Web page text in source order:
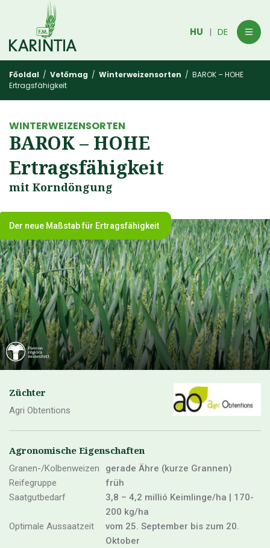
HU | DE
Főoldal / Vetőmag / Winterweizensorten / BAROK – HOHE
Ertragsfähigkeit
WINTERWEIZENSORTEN
BAROK – HOHE
Ertragsfähigkeit
mit Korndöngung
Der neue Maßstab für Ertragsfähigkeit
Züchter
Agri Obtentions
Agronomische Eigenschaften
Granen-/Kolbenweizen
gerade Ähre (kurze Grannen)
Reifegruppe
früh
Saatgutbedarf
3,8 – 4,2 millió Keimlinge/ha | 170-
200 kg/ha
Optimale Aussaatzeit
vom 25. September bis zum 20.
Oktober